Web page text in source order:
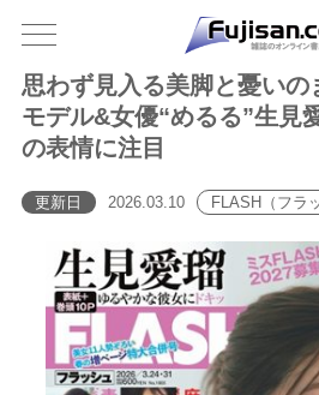
思わず見入る美脚と憂い
モデル&女優“めるる”生見
の表情に注目
更新日 2026.03.10 FLASH（フラ